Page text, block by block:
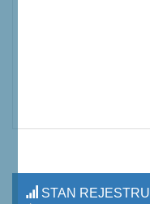
STAN REJESTRU